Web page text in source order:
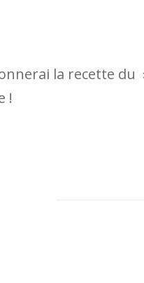
la recette du
!